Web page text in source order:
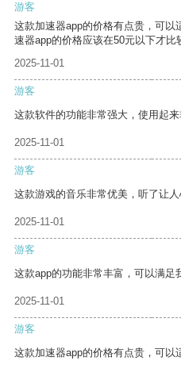
游客
这款加速器app的价格有点贵，可以
速器app的价格应该在50元以下才比
2025-11-01
游客
这款软件的功能非常强大，使用起来
2025-11-01
游客
这款游戏的音乐非常优美，听了让人
2025-11-01
游客
这款app的功能非常丰富，可以满足
2025-11-01
游客
这款加速器app的价格有点贵，可以